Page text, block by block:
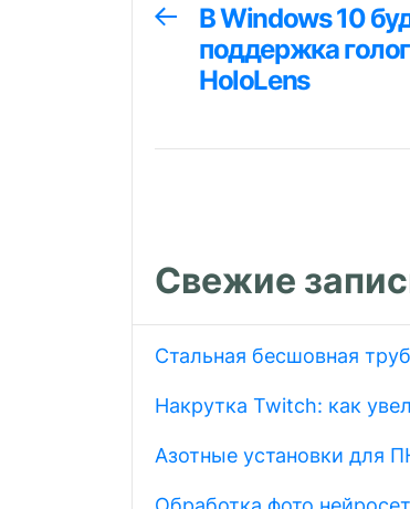
Навигация
записям
Предыдущая
запись:
В Windows 10
поддержка
HoloLens
Свежие
Стальная бесшовная
Накрутка Twitch: как
Азотные установки для